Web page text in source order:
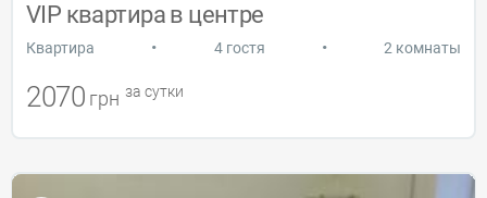
VIP квартира в центре
Квартира • 4 гостя • 2 комнаты
2070 грн за сутки